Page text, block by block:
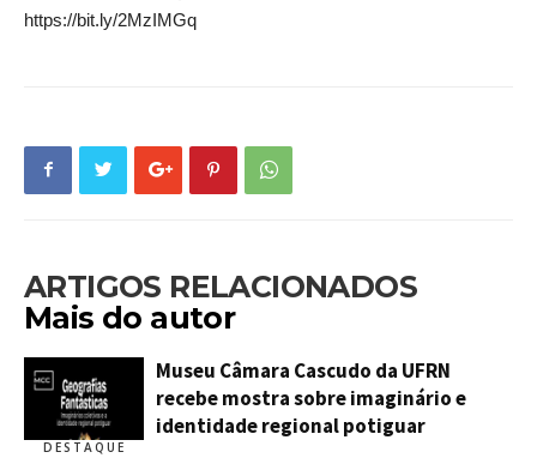
https://bit.ly/2MzIMGq
ARTIGOS RELACIONADOS
Mais do autor
DESTAQUE
Museu Câmara Cascudo da UFRN
recebe mostra sobre imaginário e
identidade regional potiguar